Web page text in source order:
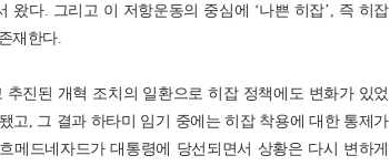
다. 그리고 이 저항운동의 중심에 ‘나쁜 히잡’, 즉 히잡
재한다.
진된 개혁 조치의 일환으로 히잡 정책에도 변화가 있었
고, 그 결과 하타미 임기 중에는 히잡 착용에 대한 통제가
메드네자드가 대통령에 당선되면서 상황은 다시 변하게